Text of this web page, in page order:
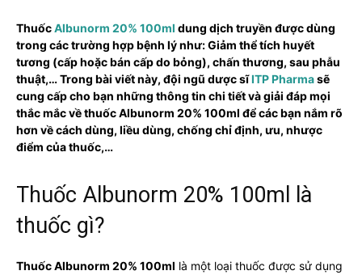
ThuốcAlbunorm 20% 100ml dung dịch truyền được dùng
trong các trường hợp bệnh lý như: Giảm thể tích huyết
tương (cấp hoặc bán cấp do bỏng), chấn thương, sau phẫu
thuật,… Trong bài viết này, đội ngũ dược sĩITP Pharmasẽ
cung cấp cho bạn những thông tin chi tiết và giải đáp mọi
thắc mắc về thuốc Albunorm 20% 100ml để các bạn nắm rõ
hơn về cách dùng, liều dùng, chống chỉ định, ưu, nhược
điểm của thuốc,…
Thuốc Albunorm 20% 100ml là
thuốc gì?
Thuốc Albunorm 20% 100ml là một loại thuốc được sử dụng